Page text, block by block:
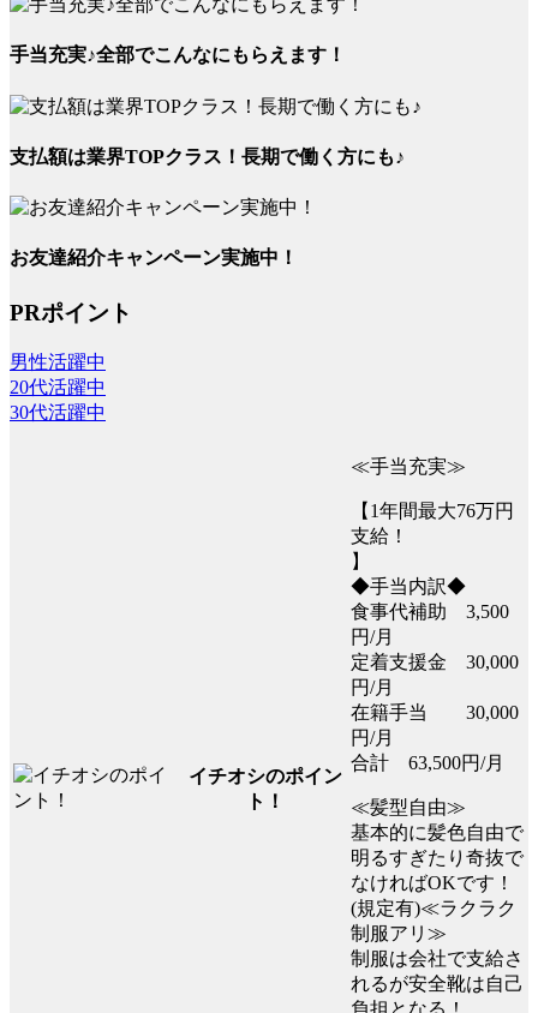
手当充実♪全部でこんなにもらえます！
支払額は業界TOPクラス！長期で働く方にも♪
お友達紹介キャンペーン実施中！
PRポイント
男性活躍中
20代活躍中
30代活躍中
イチオシのポイン
ト！
≪手当充実≫
【1年間最大76万円
支給！
】
◆手当内訳◆
食事代補助 3,500
円/月
定着支援金 30,000
円/月
在籍手当 30,000
円/月
合計 63,500円/月
≪髪型自由≫
基本的に髪色自由で
明るすぎたり奇抜で
なければOKです！
(規定有)≪ラクラク
制服アリ≫
制服は会社で支給さ
れるが安全靴は自己